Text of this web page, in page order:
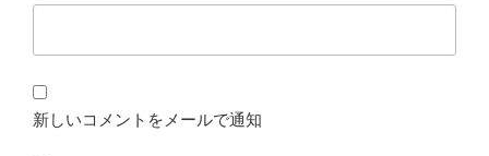
新しいコメントをメールで通知